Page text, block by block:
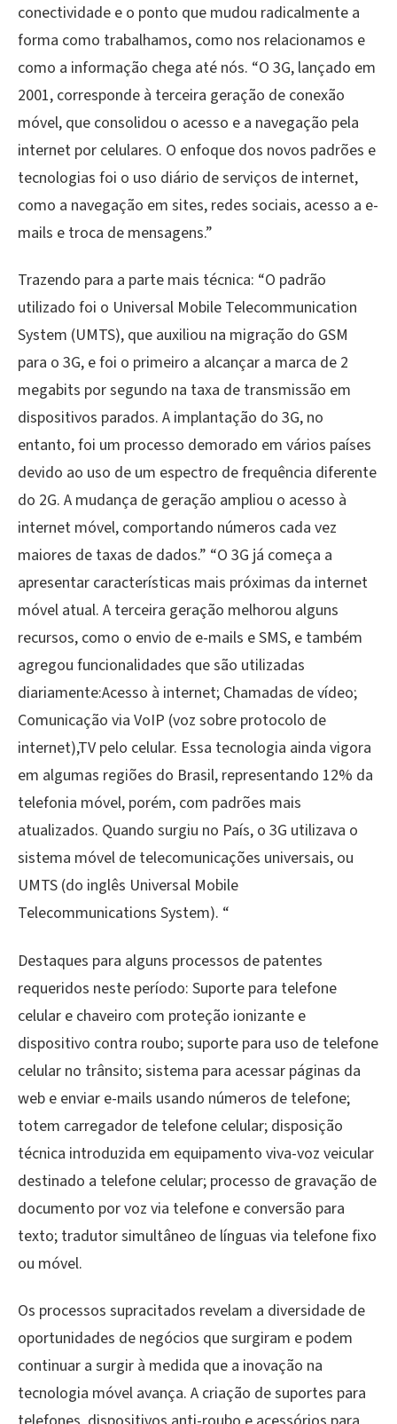
conectividade e o ponto que mudou radicalmente a
forma como trabalhamos, como nos relacionamos e
como a informação chega até nós. “O 3G, lançado em
2001, corresponde à terceira geração de conexão
móvel, que consolidou o acesso e a navegação pela
internet por celulares. O enfoque dos novos padrões e
tecnologias foi o uso diário de serviços de internet,
como a navegação em sites, redes sociais, acesso a e-
mails e troca de mensagens.”
Trazendo para a parte mais técnica: “O padrão
utilizado foi o Universal Mobile Telecommunication
System (UMTS), que auxiliou na migração do GSM
para o 3G, e foi o primeiro a alcançar a marca de 2
megabits por segundo na taxa de transmissão em
dispositivos parados. A implantação do 3G, no
entanto, foi um processo demorado em vários países
devido ao uso de um espectro de frequência diferente
do 2G. A mudança de geração ampliou o acesso à
internet móvel, comportando números cada vez
maiores de taxas de dados.” “O 3G já começa a
apresentar características mais próximas da internet
móvel atual. A terceira geração melhorou alguns
recursos, como o envio de e-mails e SMS, e também
agregou funcionalidades que são utilizadas
diariamente:Acesso à internet; Chamadas de vídeo;
Comunicação via VoIP (voz sobre protocolo de
internet),TV pelo celular. Essa tecnologia ainda vigora
em algumas regiões do Brasil, representando 12% da
telefonia móvel, porém, com padrões mais
atualizados. Quando surgiu no País, o 3G utilizava o
sistema móvel de telecomunicações universais, ou
UMTS (do inglês Universal Mobile
Telecommunications System). “
Destaques para alguns processos de patentes
requeridos neste período: Suporte para telefone
celular e chaveiro com proteção ionizante e
dispositivo contra roubo; suporte para uso de telefone
celular no trânsito; sistema para acessar páginas da
web e enviar e-mails usando números de telefone;
totem carregador de telefone celular; disposição
técnica introduzida em equipamento viva-voz veicular
destinado a telefone celular; processo de gravação de
documento por voz via telefone e conversão para
texto; tradutor simultâneo de línguas via telefone fixo
ou móvel.
Os processos supracitados revelam a diversidade de
oportunidades de negócios que surgiram e podem
continuar a surgir à medida que a inovação na
tecnologia móvel avança. A criação de suportes para